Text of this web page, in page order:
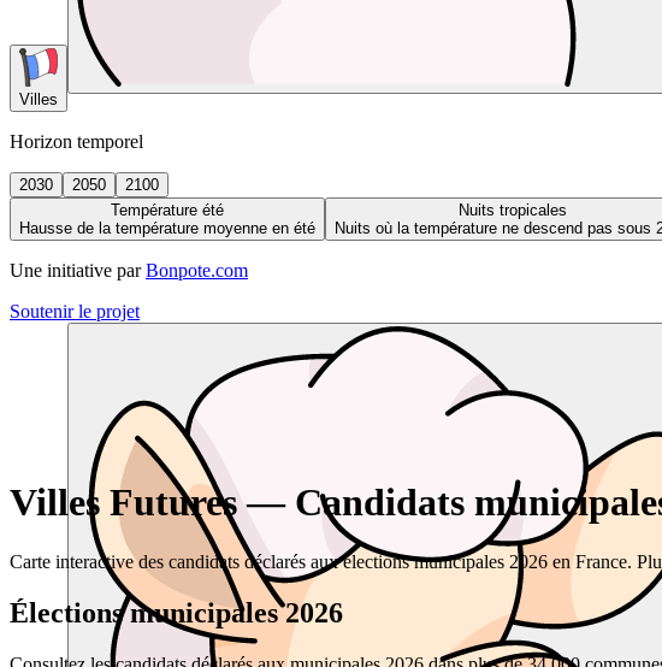
Villes
Horizon temporel
2030 2050
2100
Température été
Hausse de la température moyenne en été
Nuits tropicales
Nuits où la température ne descend pas sous
Une initiative par Bonpote.com
Soutenir le projet
Villes Futures — Candidats
Carte interactive des candidats déclarés aux élections municipales 2026 en France.
Élections municipales 2026